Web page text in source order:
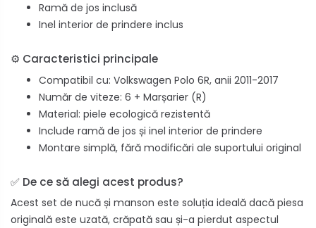
Ramă de jos inclusă
Inel interior de prindere inclus
⚙️ Caracteristici principale
Compatibil cu: Volkswagen Polo 6R, anii 2011-2017
Număr de viteze: 6 + Marșarier (R)
Material: piele ecologică rezistentă
Include ramă de jos și inel interior de prindere
Montare simplă, fără modificări ale suportului original
✅ De ce să alegi acest produs?
Acest set de nucă și manson este soluția ideală dacă piesa
originală este uzată, crăpată sau și-a pierdut aspectul